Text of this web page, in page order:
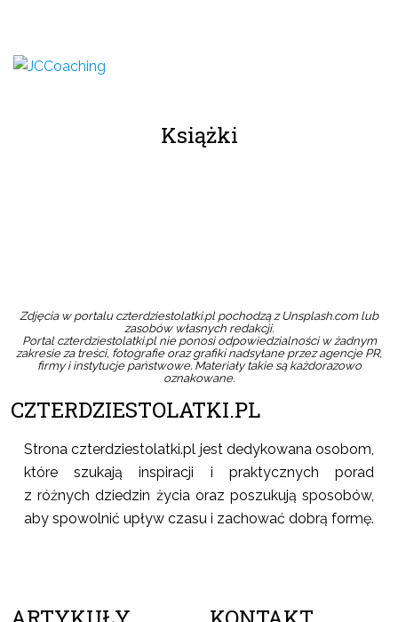
Książki
Zdjęcia w portalu czterdziestolatki.pl pochodzą z Unsplash.com lub
zasobów własnych redakcji.
Portal czterdziestolatki.pl nie ponosi odpowiedzialności w żadnym
zakresie za treści, fotografie oraz grafiki nadsyłane przez agencje PR,
firmy i instytucje państwowe. Materiały takie są każdorazowo
oznakowane.
CZTERDZIESTOLATKI.PL
Strona czterdziestolatki.pl jest dedykowana osobom,
które szukają inspiracji i praktycznych porad
z różnych dziedzin życia oraz poszukują sposobów,
aby spowolnić upływ czasu i zachować dobrą formę.